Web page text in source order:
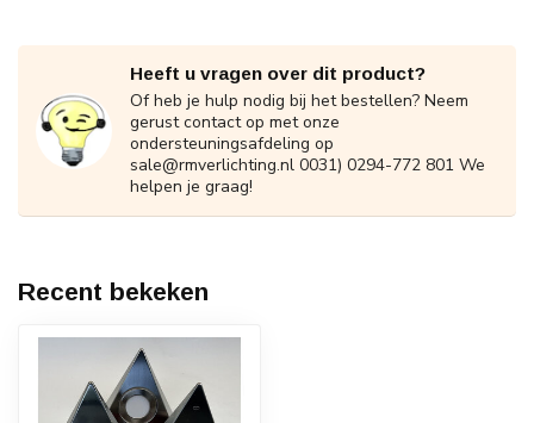
Heeft u vragen over dit product?
Of heb je hulp nodig bij het bestellen? Neem
gerust contact op met onze
ondersteuningsafdeling op
sale@rmverlichting.nl 0031) 0294-772 801 We
helpen je graag!
Recent bekeken